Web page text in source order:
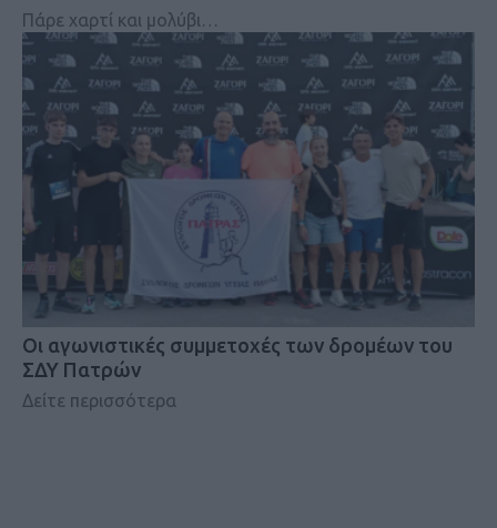
Πάρε χαρτί και μολύβι…
Οι αγωνιστικές συμμετοχές των δρομέων του
ΣΔΥ Πατρών
Δείτε περισσότερα